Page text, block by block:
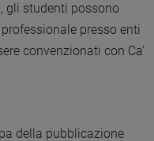
gli studenti possono
presso enti
convenzionati con Ca’
della pubblicazione